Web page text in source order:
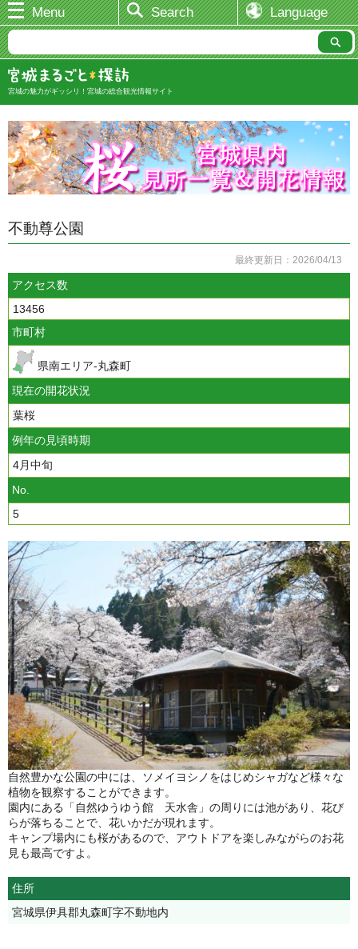
Menu Search Language
宮城の魅力がギッシリ！宮城の総合観光情報サイト
不動尊公園
最終更新日：2026/04/13
アクセス数
13456
市町村
県南エリア-丸森町
現在の開花状況
葉桜
例年の見頃時期
4月中旬
No.
5
自然豊かな公園の中には、ソメイヨシノをはじめシャガなど様々な
植物を観察することができます。
園内にある「自然ゆうゆう館 天水舎」の周りには池があり、花び
らが落ちることで、花いかだが現れます。
キャンプ場内にも桜があるので、アウトドアを楽しみながらのお花
見も最高ですよ。
住所
宮城県伊具郡丸森町字不動地内